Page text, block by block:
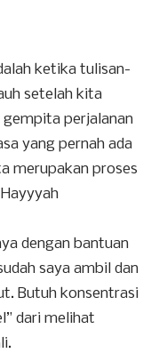
ketika tulisan-
setelah kita
perjalanan
yang pernah ada
merupakan proses
dengan bantuan
saya ambil dan
Butuh konsentrasi
dari melihat